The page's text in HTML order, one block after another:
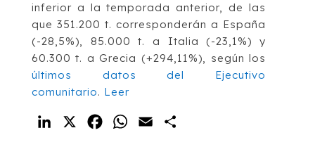
inferior a la temporada anterior, de las
que 351.200 t. corresponderán a España
(-28,5%), 85.000 t. a Italia (-23,1%) y
60.300 t. a Grecia (+294,11%), según los
últimos datos del Ejecutivo
comunitario. Leer
LinkedIn FacebookWhatsApp
Email